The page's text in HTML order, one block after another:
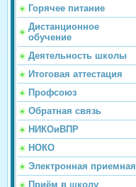
Горячее питание
Дистанционное
обучение
Деятельность школы
Итоговая аттестация
Профсоюз
Обратная связь
НИКОиВПР
НОКО
Электронная приемная
Приём в школу